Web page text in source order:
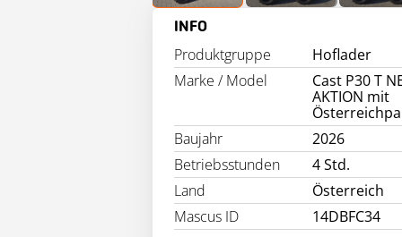
INFO
Produktgruppe
Hoflader
Marke / Model
Cast P30 T
AKTION mit
Baujahr
2026
Betriebsstunden
4 Std.
Land
Österreich
Mascus ID
14DBFC34